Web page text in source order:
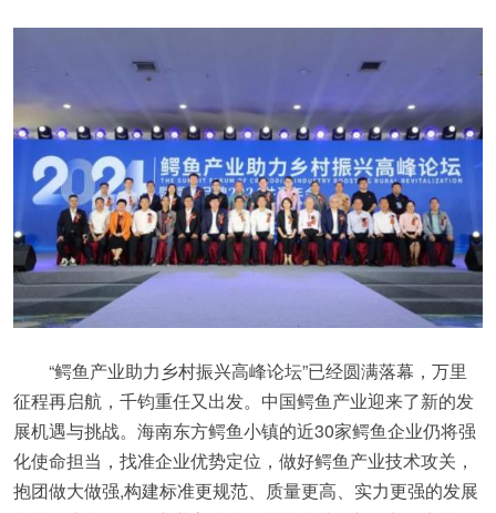
“鳄鱼产业助力乡村振兴高峰论坛”已经圆满落幕，万里
征程再启航，千钧重任又出发。中国鳄鱼产业迎来了新的发
展机遇与挑战。海南东方鳄鱼小镇的近30家鳄鱼企业仍将强
化使命担当，找准企业优势定位，做好鳄鱼产业技术攻关，
抱团做大做强,构建标准更规范、质量更高、实力更强的发展